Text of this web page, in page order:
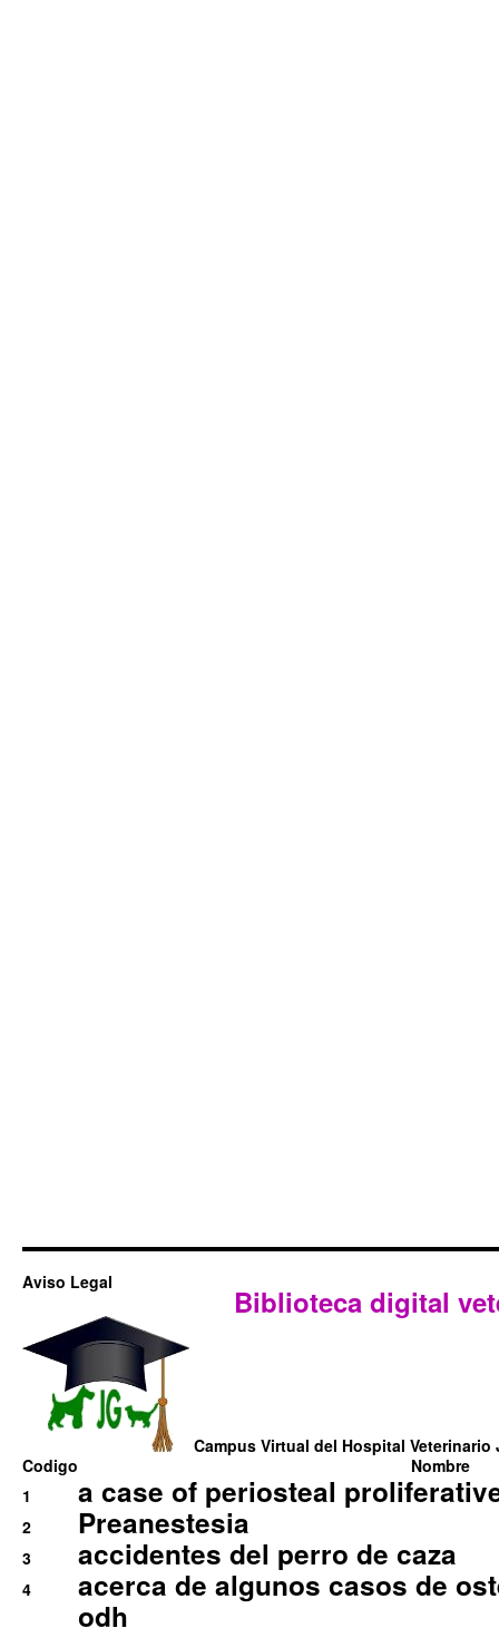
Aviso Legal
Biblioteca digital
Campus Virtual del Hospital Veterinario
Codigo
Nombre
1
a case of periosteal
2 Preanestesia
3 accidentes del perro de caza
4
acerca de algunos casos de
odh